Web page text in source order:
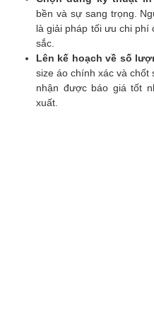
bền và sự sang trọng.
là giải pháp tối ưu chi phí
sắc.
Lên kế hoạch về số
size áo chính xác và chốt
nhận được báo giá tốt
xuất.